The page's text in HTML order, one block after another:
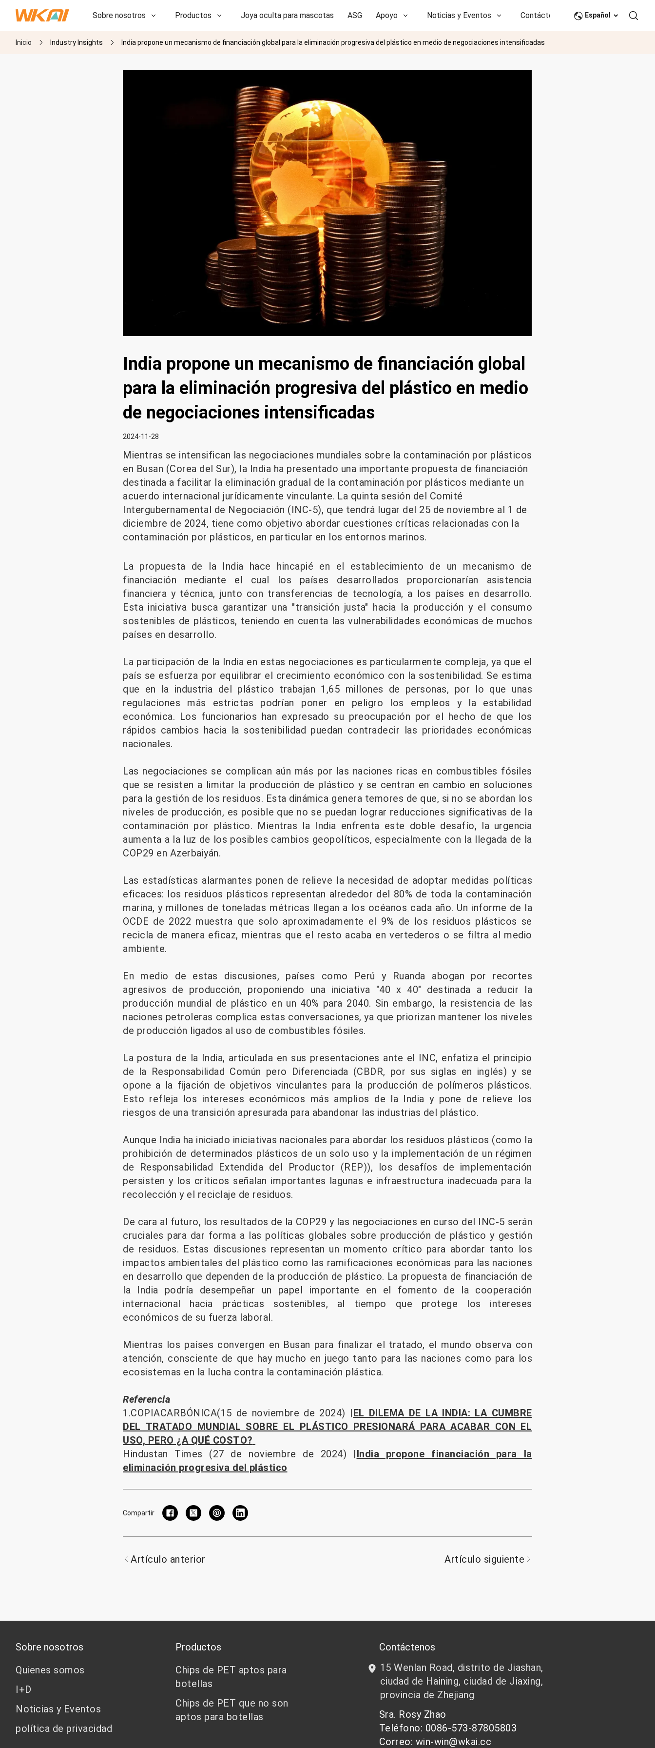
Sobre nosotros Productos Joya oculta para mascotas ASG Apoyo Noticias y Eventos Contáctenos CN
I+D
Español
Inicio Industry Insights India propone un mecanismo de financiación global para la eliminación progresiva del plástico en medio de negociaciones intensificadas
India propone un mecanismo de financiación global
para la eliminación progresiva del plástico en medio
de negociaciones intensificadas
2024-11-28
Mientras se intensifican las negociaciones mundiales sobre la contaminación por plásticos
en Busan (Corea del Sur), la India ha presentado una importante propuesta de financiación
destinada a facilitar la eliminación gradual de la contaminación por plásticos mediante un
acuerdo internacional jurídicamente vinculante. La quinta sesión del Comité
Intergubernamental de Negociación (INC-5), que tendrá lugar del 25 de noviembre al 1 de
diciembre de 2024, tiene como objetivo abordar cuestiones críticas relacionadas con la
contaminación por plásticos, en particular en los entornos marinos.
La propuesta de la India hace hincapié en el establecimiento de un mecanismo de
financiación mediante el cual los países desarrollados proporcionarían asistencia
financiera y técnica, junto con transferencias de tecnología, a los países en desarrollo.
Esta iniciativa busca garantizar una "transición justa" hacia la producción y el consumo
sostenibles de plásticos, teniendo en cuenta las vulnerabilidades económicas de muchos
países en desarrollo.
La participación de la India en estas negociaciones es particularmente compleja, ya que el
país se esfuerza por equilibrar el crecimiento económico con la sostenibilidad. Se estima
que en la industria del plástico trabajan 1,65 millones de personas, por lo que unas
regulaciones más estrictas podrían poner en peligro los empleos y la estabilidad
económica. Los funcionarios han expresado su preocupación por el hecho de que los
rápidos cambios hacia la sostenibilidad puedan contradecir las prioridades económicas
nacionales.
Las negociaciones se complican aún más por las naciones ricas en combustibles fósiles
que se resisten a limitar la producción de plástico y se centran en cambio en soluciones
para la gestión de los residuos. Esta dinámica genera temores de que, si no se abordan los
niveles de producción, es posible que no se puedan lograr reducciones significativas de la
contaminación por plástico. Mientras la India enfrenta este doble desafío, la urgencia
aumenta a la luz de los posibles cambios geopolíticos, especialmente con la llegada de la
COP29 en Azerbaiyán.
Las estadísticas alarmantes ponen de relieve la necesidad de adoptar medidas políticas
eficaces: los residuos plásticos representan alrededor del 80% de toda la contaminación
marina, y millones de toneladas métricas llegan a los océanos cada año. Un informe de la
OCDE de 2022 muestra que solo aproximadamente el 9% de los residuos plásticos se
recicla de manera eficaz, mientras que el resto acaba en vertederos o se filtra al medio
ambiente.
En medio de estas discusiones, países como Perú y Ruanda abogan por recortes
agresivos de producción, proponiendo una iniciativa "40 x 40" destinada a reducir la
producción mundial de plástico en un 40% para 2040. Sin embargo, la resistencia de las
naciones petroleras complica estas conversaciones, ya que priorizan mantener los niveles
de producción ligados al uso de combustibles fósiles.
La postura de la India, articulada en sus presentaciones ante el INC, enfatiza el principio
de la Responsabilidad Común pero Diferenciada (CBDR, por sus siglas en inglés) y se
opone a la fijación de objetivos vinculantes para la producción de polímeros plásticos.
Esto refleja los intereses económicos más amplios de la India y pone de relieve los
riesgos de una transición apresurada para abandonar las industrias del plástico.
Aunque India ha iniciado iniciativas nacionales para abordar los residuos plásticos (como la
prohibición de determinados plásticos de un solo uso y la implementación de un régimen
de Responsabilidad Extendida del Productor (REP)), los desafíos de implementación
persisten y los críticos señalan importantes lagunas e infraestructura inadecuada para la
recolección y el reciclaje de residuos.
De cara al futuro, los resultados de la COP29 y las negociaciones en curso del INC-5 serán
cruciales para dar forma a las políticas globales sobre producción de plástico y gestión
de residuos. Estas discusiones representan un momento crítico para abordar tanto los
impactos ambientales del plástico como las ramificaciones económicas para las naciones
en desarrollo que dependen de la producción de plástico. La propuesta de financiación de
la India podría desempeñar un papel importante en el fomento de la cooperación
internacional hacia prácticas sostenibles, al tiempo que protege los intereses
económicos de su fuerza laboral.
Mientras los países convergen en Busan para finalizar el tratado, el mundo observa con
atención, consciente de que hay mucho en juego tanto para las naciones como para los
ecosistemas en la lucha contra la contaminación plástica.
Referencia
1.COPIACARBÓNICA(15 de noviembre de 2024) |EL DILEMA DE LA INDIA: LA CUMBRE
DEL TRATADO MUNDIAL SOBRE EL PLÁSTICO PRESIONARÁ PARA ACABAR CON EL
USO, PERO ¿A QUÉ COSTO?
Hindustan Times (27 de noviembre de 2024) |India propone financiación para la
eliminación progresiva del plástico
Compartir
Artículo anterior Artículo siguiente
Sobre nosotros
Quienes somos
I+D
Noticias y Eventos
política de privacidad
Productos
Chips de PET aptos para
botellas
Chips de PET que no son
aptos para botellas
Contáctenos
15 Wenlan Road, distrito de Jiashan,
ciudad de Haining, ciudad de Jiaxing,
provincia de Zhejiang
Sra. Rosy Zhao
Teléfono: 0086-573-87805803
Correo: win-win@wkai.cc